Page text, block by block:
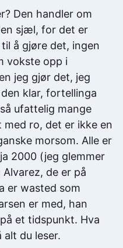
Den handler om
sjæl, for det er
å gjøre det, ingen
vokste opp i
jeg gjør det, jeg
klar, fortellinga
ufattelig mange
ro, det er ikke en
morsom. Alle er
2000 (jeg glemmer
de er på
er wasted som
er med, han
et tidspunkt. Hva
alt du leser.